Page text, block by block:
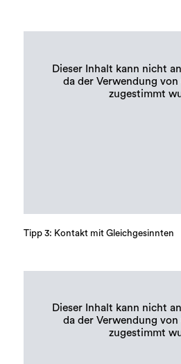
Dieser Inhalt kann nicht
da der Verwendung
zugestimmt
Tipp 3: Kontakt mit Gleichgesinnten
Dieser Inhalt kann nicht
da der Verwendung
zugestimmt